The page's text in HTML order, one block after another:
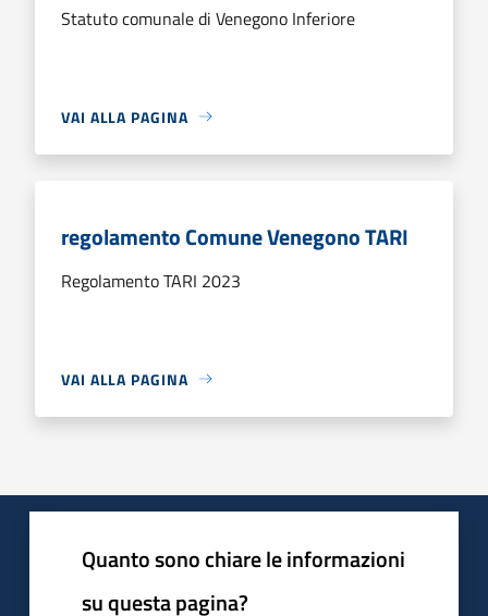
Statuto comunale di Venegono Inferiore
VAI ALLA PAGINA
regolamento Comune Venegono TARI
Regolamento TARI 2023
VAI ALLA PAGINA
Quanto sono chiare le informazioni
su questa pagina?